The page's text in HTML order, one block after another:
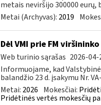
metais neviršijo 300000
Metai (Archyvas): 2019
Dėl VMI prie FM
Web turinio sąrašas 2026-04-
Informuojame, kad
balandžio 23 d. įsakymu Nr.
Metai: 2026 Mokesčiai:
Pridėtinės vertės mokesčių